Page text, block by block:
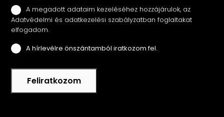
A megadott adataim kezeléséhez hozzájárulok, az
Adatvédelmi és adatkezelési szabályzatban foglaltakat
elfogadom.
A hírlevélre önszántamból iratkozom fel.
Feliratkozom